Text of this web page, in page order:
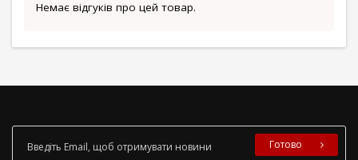
Немає відгуків про цей товар.
Готово